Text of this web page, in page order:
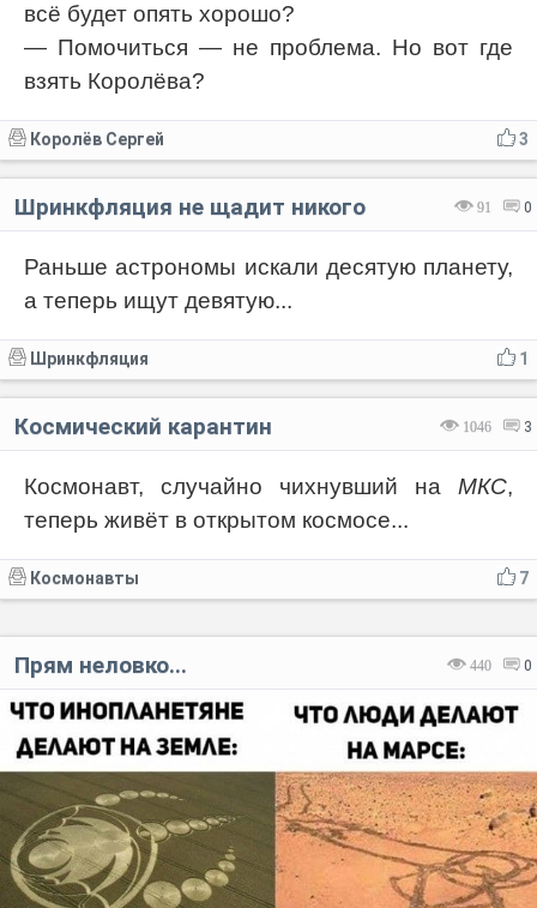
всё будет опять хорошо?
— Помочиться — не проблема. Но вот где
взять Королёва?
3
Королёв Сергей
91 0
Шринкфляция не щадит никого
Раньше астрономы искали десятую планету,
а теперь ищут девятую...
1
Шринкфляция
1046 3
Космический карантин
Космонавт, случайно чихнувший на МКС,
теперь живёт в открытом космосе...
7
Космонавты
440 0
Прям неловко...